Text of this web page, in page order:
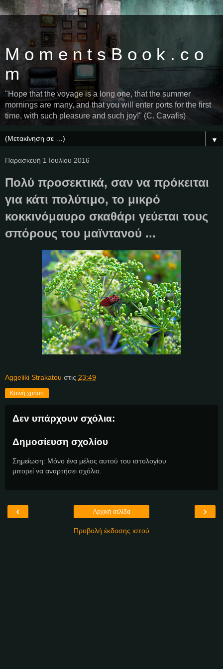
M o m e n t s B o o k . c o
m
"Hope that the voyage is a long one, that the summer
mornings are many, and that you will enter ports for the first
time, with such pleasure and such joy!" (C. Cavafis)
▼
Παρασκευή 1 Ιουλίου 2016
Πολύ προσεκτικά, σαν να πρόκειται
για κάτι πολύτιμο, το μικρό
κοκκινόμαυρο σκαθάρι γεύεται τους
σπόρους του μαϊντανού ...
Aggeliki Strakatou στις 23:49
Κοινή χρήση
Δεν υπάρχουν σχόλια:
Δημοσίευση σχολίου
Σημείωση: Μόνο ένα μέλος αυτού του ιστολογίου
μπορεί να αναρτήσει σχόλιο.
‹ ›
Αρχική σελίδα
Προβολή έκδοσης ιστού